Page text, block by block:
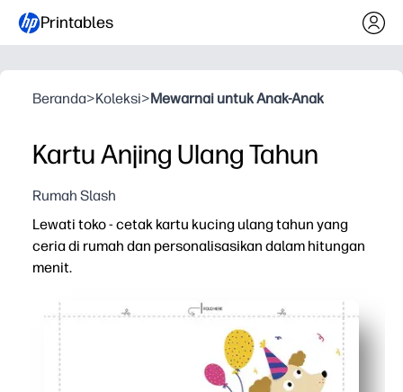
Printables
Beranda>Koleksi>Mewarnai untuk Anak-Anak
Kartu Anjing Ulang Tahun
Rumah Slash
Lewati toko - cetak kartu kucing ulang tahun yang
ceria di rumah dan personalisasikan dalam hitungan
menit.
Pengaturan sederhana - unduh, cetak di atas kertas
Desain yang menyenangkan - anak kucing yang lucu
Mudah dipersonalisasi - tambahkan catatan tulisan
Selalu siap - sempurna untuk ulang tahun menit-